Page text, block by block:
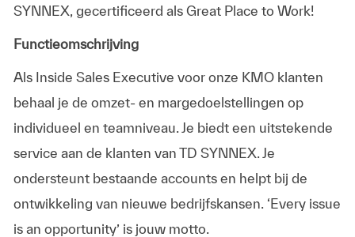
SYNNEX, gecertificeerd als Great Place to Work!
Functieomschrijving
Als Inside Sales Executive voor onze KMO klanten
behaal je de omzet- en margedoelstellingen op
individueel en teamniveau. Je biedt een uitstekende
service aan de klanten van TD SYNNEX. Je
ondersteunt bestaande accounts en helpt bij de
ontwikkeling van nieuwe bedrijfskansen. ‘Every issue
is an opportunity’ is jouw motto.